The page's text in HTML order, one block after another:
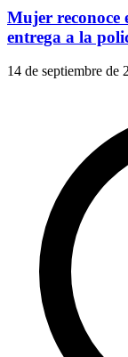
Mujer reconoce
entrega a la
14 de septiembre de